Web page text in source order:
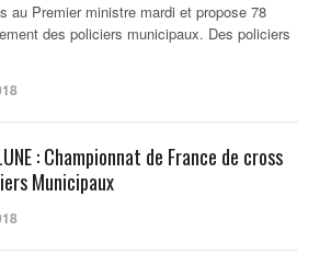
au Premier ministre mardi et propose 78
des policiers municipaux. Des policiers
: Championnat de France de cross
Municipaux